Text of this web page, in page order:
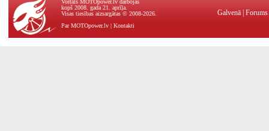
Vortāls MOTOpower.lv darbojas
kopš 2008. gada 21. aprīļa.
Visas tiesības aizsargātas © 2008-2026.
Par MOTOpower.lv | Kontakti
Galvenā Forums